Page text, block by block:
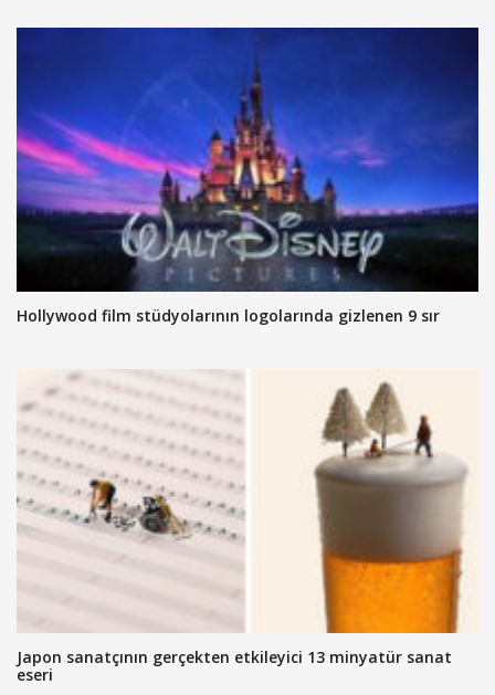
Hollywood film stüdyolarının logolarında gizlenen 9 sır
Japon sanatçının gerçekten etkileyici 13 minyatür sanat
eseri